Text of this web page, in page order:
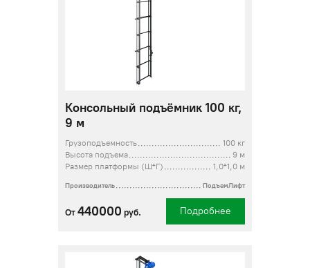
Консольный подъёмник 100 кг,
9 м
Грузоподъемность
100 кг
Высота подъема
9 м
Размер платформы (Ш*Г)
1,0*1,0 м
Производитель ПодъемЛифт
От 440000 руб. Подробнее